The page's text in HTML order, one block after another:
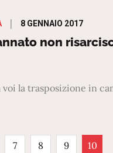
Posted
on
8 GENNAIO 2017
non
voi la trasposizione in
7 8 9 10